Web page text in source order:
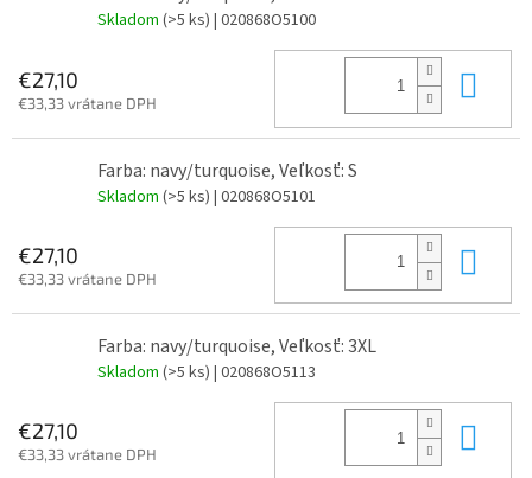
Skladom (>5 ks) | 020868O5100
€27,10
€33,33 vrátane DPH
Farba: navy/turquoise, Veľkosť: S
Skladom (>5 ks) | 020868O5101
€27,10
€33,33 vrátane DPH
Farba: navy/turquoise, Veľkosť: 3XL
Skladom (>5 ks) | 020868O5113
€27,10
€33,33 vrátane DPH